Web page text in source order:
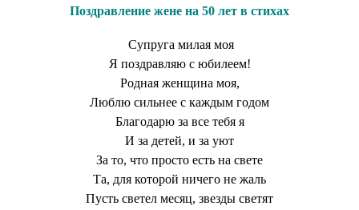
Поздравление жене на 50 лет в стихах
Супруга милая моя
Я поздравляю с юбилеем!
Родная женщина моя,
Люблю сильнее с каждым годом
Благодарю за все тебя я
И за детей, и за уют
За то, что просто есть на свете
Та, для которой ничего не жаль
Пусть светел месяц, звезды светят